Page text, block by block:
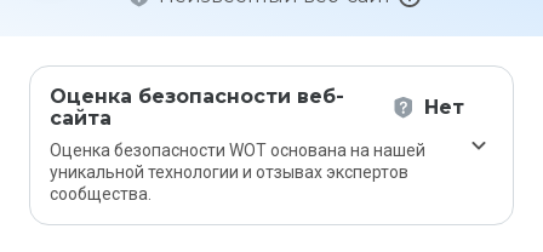
Оценка безопасности веб-
сайта
Нет
Оценка безопасности WOT основана на нашей
уникальной технологии и отзывах экспертов
сообщества.